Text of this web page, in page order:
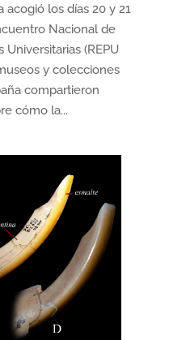
acogió los días 20 y 21
Nacional de
(REPU
y colecciones
compartieron
cómo la...